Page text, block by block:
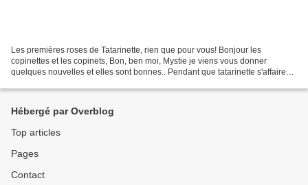
Les premières roses de Tatarinette, rien que pour vous! Bonjour les
copinettes et les copinets, Bon, ben moi, Mystie je viens vous donner
quelques nouvelles et elles sont bonnes.. Pendant que tatarinette s'affaire
Hébergé par Overblog
Top articles
Pages
Contact